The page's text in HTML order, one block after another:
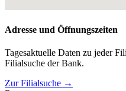
Adresse und Öffnungszeiten
Tagesaktuelle Daten zu jeder
Filialsuche der Bank.
Zur Filialsuche →